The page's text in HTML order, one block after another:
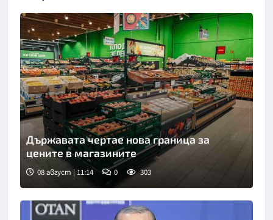
Държавата чертае нова граница за
цените в магазините
08 август | 11:14 0 303